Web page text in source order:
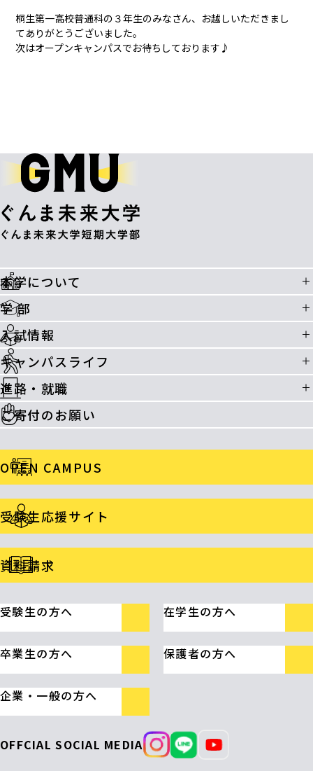
桐生第一高校普通科の３年生のみなさん、お越しいただきまし
てありがとうございました。
次はオープンキャンパスでお待ちしております♪
本学について
学 部
入試情報
キャンパスライフ
進路・就職
ご寄付のお願い
OPEN CAMPUS
受験生応援サイト
資料請求
受験生の方へ 在学生の方へ
卒業生の方へ 保護者の方へ
企業・一般の方へ
OFFCIAL SOCIAL MEDIA